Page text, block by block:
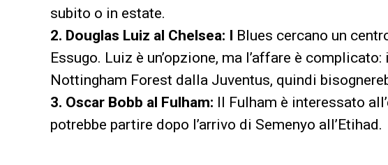
subito o in estate.
2. Douglas Luiz al Chelsea: I Blues cercano un
Essugo. Luiz è un’opzione, ma l’affare è
Nottingham Forest dalla Juventus, quindi
3. Oscar Bobb al Fulham: Il Fulham è interessato
potrebbe partire dopo l’arrivo di Semenyo all’Etihad.